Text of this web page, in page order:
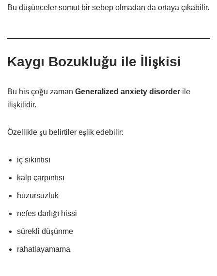
Bu düşünceler somut bir sebep olmadan da ortaya çıkabilir.
Kaygı Bozukluğu ile İlişkisi
Bu his çoğu zaman Generalized anxiety disorder ile
ilişkilidir.
Özellikle şu belirtiler eşlik edebilir:
iç sıkıntısı
kalp çarpıntısı
huzursuzluk
nefes darlığı hissi
sürekli düşünme
rahatlayamama